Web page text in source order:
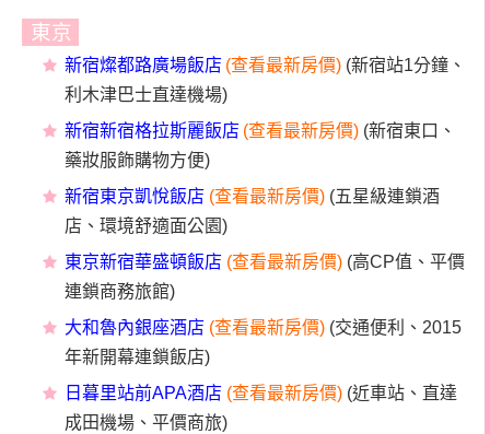
東京
新宿燦都路廣場飯店 (查看最新房價) (新宿站1分鐘、
利木津巴士直達機場)
新宿新宿格拉斯麗飯店 (查看最新房價) (新宿東口、
藥妝服飾購物方便)
新宿東京凱悅飯店 (查看最新房價) (五星級連鎖酒
店、環境舒適面公園)
東京新宿華盛頓飯店 (查看最新房價) (高CP值、平價
連鎖商務旅館)
大和魯內銀座酒店 (查看最新房價) (交通便利、2015
年新開幕連鎖飯店)
日暮里站前APA酒店 (查看最新房價) (近車站、直達
成田機場、平價商旅)